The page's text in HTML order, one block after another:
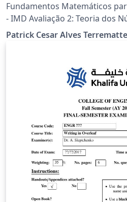
Fundamentos Matemáticos
- IMD Avaliação 2: Teoria dos
Autor: Patrick Terrematte
Patrick Cesar Alves Terrematte